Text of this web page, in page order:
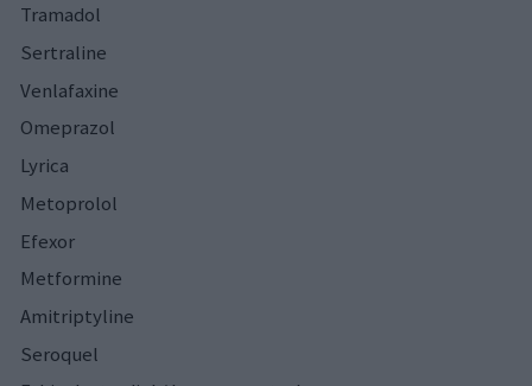
Tramadol
Sertraline
Venlafaxine
Omeprazol
Lyrica
Metoprolol
Efexor
Metformine
Amitriptyline
Seroquel